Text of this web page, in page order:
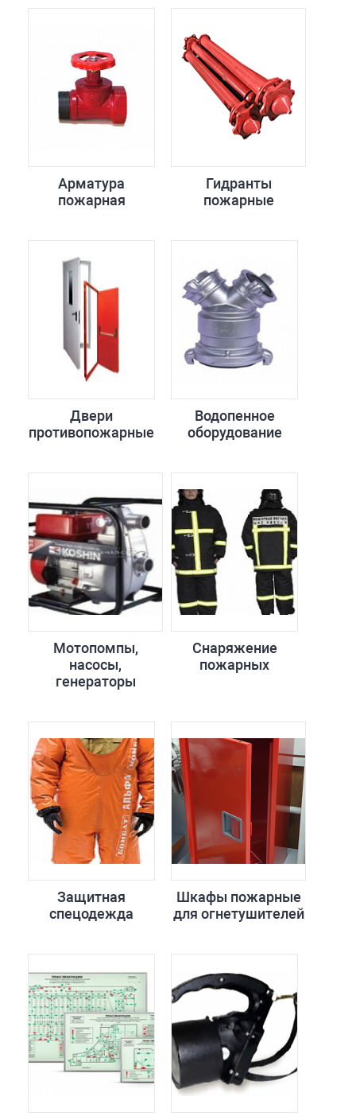
Арматура
пожарная
Гидранты
пожарные
Двери
противопожарные
Водопенное
оборудование
Мотопомпы,
насосы,
генераторы
Снаряжение
пожарных
Защитная
спецодежда
Шкафы пожарные
для огнетушителей